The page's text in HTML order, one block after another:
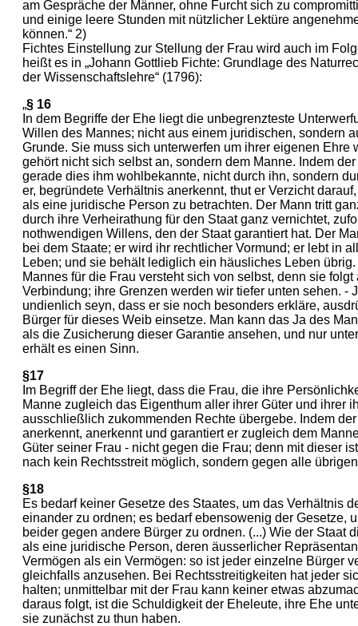
am Gespräche der Männer, ohne Furcht sich zu
und einige leere Stunden mit nützlicher Lektüre
können.“ 2)
Fichtes Einstellung zur Stellung der Frau wird auch im
heißt es in „Johann Gottlieb Fichte: Grundlage des
der Wissenschaftslehre“ (1796):
„§ 16
In dem Begriffe der Ehe liegt die unbegrenzteste
Willen des Mannes; nicht aus einem juridischen, sondern
Grunde. Sie muss sich unterwerfen um ihrer eigenen Ehre
gehört nicht sich selbst an, sondern dem Manne. Indem
gerade dies ihm wohlbekannte, nicht durch ihn, sondern
er, begründete Verhältnis anerkennt, thut er Verzicht
als eine juridische Person zu betrachten. Der Mann tritt
durch ihre Verheirathung für den Staat ganz vernichtet,
nothwendigen Willens, den der Staat garantiert hat. Der
bei dem Staate; er wird ihr rechtlicher Vormund; er lebt in
Leben; und sie behält lediglich ein häusliches Leben
Mannes für die Frau versteht sich von selbst, denn sie folgt
Verbindung; ihre Grenzen werden wir tiefer unten sehen. -
undienlich seyn, dass er sie noch besonders erkläre,
Bürger für dieses Weib einsetze. Man kann das Ja des
als die Zusicherung dieser Garantie ansehen, und nur
erhält es einen Sinn.
§17
Im Begriff der Ehe liegt, dass die Frau, die ihre
Manne zugleich das Eigenthum aller ihrer Güter und ihrer
ausschließlich zukommenden Rechte übergebe. Indem
anerkennt, anerkennt und garantiert er zugleich dem
Güter seiner Frau - nicht gegen die Frau; denn mit dieser
nach kein Rechtsstreit möglich, sondern gegen alle
§18
Es bedarf keiner Gesetze des Staates, um das Verhältnis
einander zu ordnen; es bedarf ebensowenig der Gesetze,
beider gegen andere Bürger zu ordnen. (...) Wie der Staat
als eine juridische Person, deren äusserlicher
Vermögen als ein Vermögen: so ist jeder einzelne Bürger
gleichfalls anzusehen. Bei Rechtsstreitigkeiten hat jeder
halten; unmittelbar mit der Frau kann keiner etwas
daraus folgt, ist die Schuldigkeit der Eheleute, ihre Ehe
sie zunächst zu thun haben.